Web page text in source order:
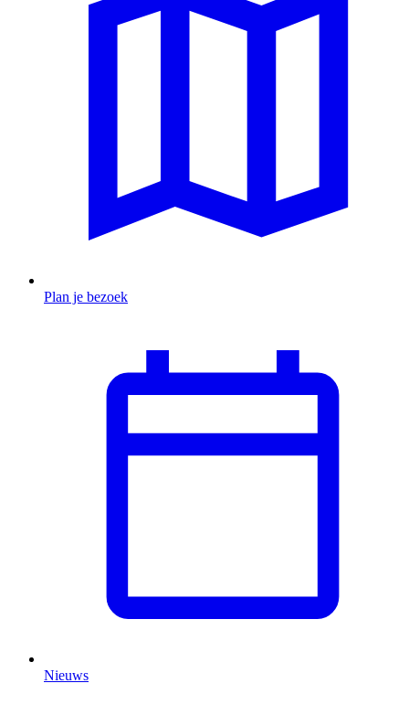
Plan je bezoek
Nieuws